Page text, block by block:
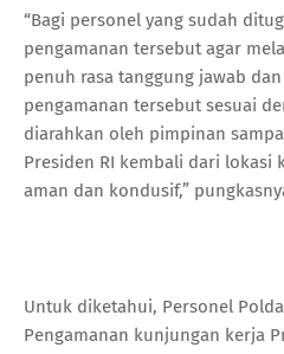
“Bagi personel yang sudah
pengamanan tersebut agar
penuh rasa tanggung jawab
pengamanan tersebut sesuai
diarahkan oleh pimpinan
Presiden RI kembali dari lokasi
aman dan kondusif,”
Untuk diketahui, Personel
Pengamanan kunjungan kerja